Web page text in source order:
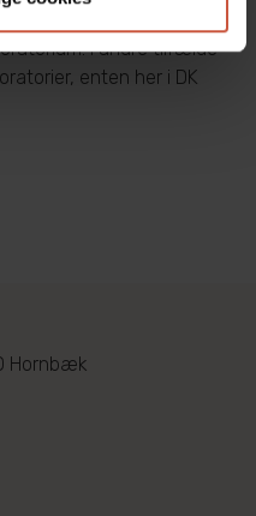
I andre tilfælde
enten her i DK
Hornbæk